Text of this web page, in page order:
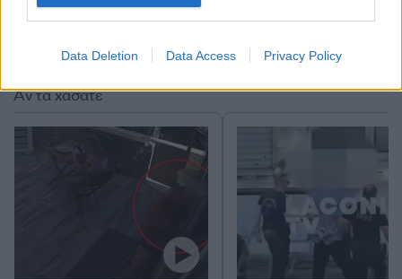
Data Deletion Data Access Privacy Policy
Αν τα χάσατε